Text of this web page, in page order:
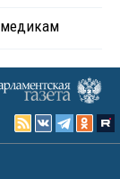
медикам